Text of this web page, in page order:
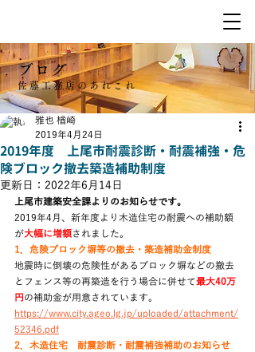
ブログ
佐藤工務店のあれこれ
2019年度 上尾市耐震診断・耐震補強・危
険ブロック撤去築造補助制度
雅也 楢崎
2019年4月24日
更新日： 2022年6月14日
上尾市建築安全課よりのお知らせです。
2019年4月、新年度より木造住宅の耐震への補助額
が大幅に増額されました。
1．危険ブロック塀等の撤去・築造補助金制度
地震時に倒壊の危険性があるブロック塀などの撤去
とフェンス等の再築造を行う場合に併せて最大40万
円 の補助金が用意されています。
https://www.city.ageo.lg.jp/uploaded/attachment/
52346.pdf
2．木造住宅　耐震診断・耐震補強補助のお知らせ